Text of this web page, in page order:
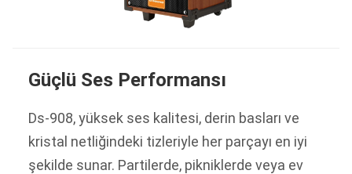
Güçlü Ses Performansı
Ds-908, yüksek ses kalitesi, derin basları ve
kristal netliğindeki tizleriyle her parçayı en iyi
şekilde sunar. Partilerde, pikniklerde veya ev